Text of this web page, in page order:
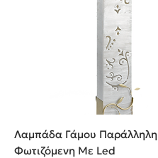
Λαμπάδα Γάμου Παράλληλη
Φωτιζόμενη Με Led